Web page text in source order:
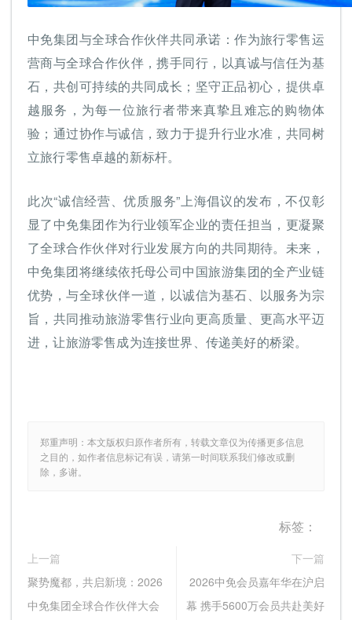
中免集团与全球合作伙伴共同承诺：作为旅行零售运
营商与全球合作伙伴，携手同行，以真诚与信任为基
石，共创可持续的共同成长；坚守正品初心，提供卓
越服务，为每一位旅行者带来真挚且难忘的购物体
验；通过协作与诚信，致力于提升行业水准，共同树
立旅行零售卓越的新标杆。
此次“诚信经营、优质服务”上海倡议的发布，不仅彰
显了中免集团作为行业领军企业的责任担当，更凝聚
了全球合作伙伴对行业发展方向的共同期待。未来，
中免集团将继续依托母公司中国旅游集团的全产业链
优势，与全球伙伴一道，以诚信为基石、以服务为宗
旨，共同推动旅游零售行业向更高质量、更高水平迈
进，让旅游零售成为连接世界、传递美好的桥梁。
郑重声明：本文版权归原作者所有，转载文章仅为传播更多信息
之目的，如作者信息标记有误，请第一时间联系我们修改或删
除，多谢。
标签：
上一篇
聚势魔都，共启新境：2026
中免集团全球合作伙伴大会
下一篇
2026中免会员嘉年华在沪启
幕 携手5600万会员共赴美好